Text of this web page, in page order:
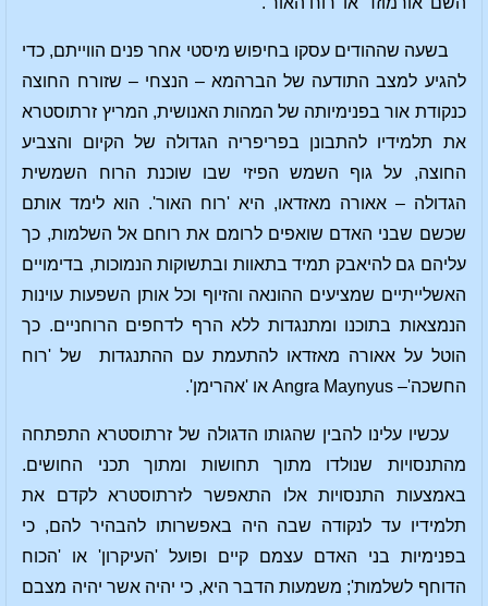
בשעה שההודים עסקו בחיפוש מיסטי אחר פנים הווייתם, כדי
להגיע למצב התודעה של הברהמא – הנצחי – שזורח החוצה
כנקודת אור בפנימיותה של המהות האנושית, המריץ זרתוסטרא
את תלמידיו להתבונן בפריפריה הגדולה של הקיום והצביע
החוצה, על גוף השמש הפיזי שבו שוכנת הרוח השמשית
הגדולה – אאורה מאזדאו, היא 'רוח האור'. הוא לימד אותם
שכשם שבני האדם שואפים לרומם את רוחם אל השלמות, כך
עליהם גם להיאבק תמיד בתאוות ובתשוקות הנמוכות, בדימויים
האשלייתיים שמציעים ההונאה והזיוף וכל אותן השפעות עוינות
הנמצאות בתוכנו ומתנגדות ללא הרף לדחפים הרוחניים. כך
הוטל על אאורה מאזדאו להתעמת עם ההתנגדות של 'רוח
החשכה'– Angra Maynyus או 'אהרימן'.
עכשיו עלינו להבין שהגותו הדגולה של זרתוסטרא התפתחה
מהתנסויות שנולדו מתוך תחושות ומתוך תכני החושים.
באמצעות התנסויות אלו התאפשר לזרתוסטרא לקדם את
תלמידיו עד לנקודה שבה היה באפשרותו להבהיר להם, כי
בפנימיות בני האדם עצמם קיים ופועל 'העיקרון' או 'הכוח
הדוחף לשלמות'; משמעות הדבר היא, כי יהיה אשר יהיה מצבם